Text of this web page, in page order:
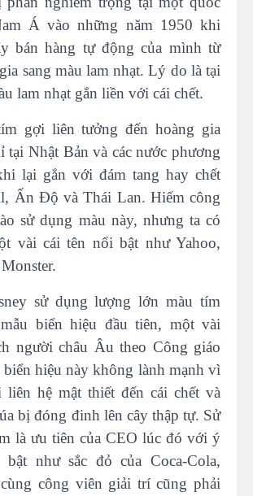
Á vào những năm 1950 khi
bán hàng tự động của mình từ
sang màu lam nhạt. Lý do là tại
lam nhạt gắn liền với cái chết.
gợi liên tưởng đến hoàng gia
tại Nhật Bản và các nước phương
lại gắn với đám tang hay chết
Ấn Độ và Thái Lan. Hiếm công
sử dụng màu này, nhưng ta có
vài cái tên nổi bật như Yahoo,
sử dụng lượng lớn màu tím
biển hiệu đầu tiên, một vài
người châu Âu theo Công giáo
biển hiệu này không lành mạnh vì
hệ mật thiết đến cái chết và
bị đóng đinh lên cây thập tự. Sử
là ưu tiên của CEO lúc đó với ý
như sắc đỏ của Coca-Cola,
công viên giải trí cũng phải